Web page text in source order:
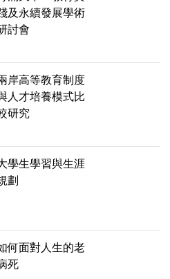
及永續發展學術
討會
岸高等教育制度
人才培養模式比
研究
學生學習與生涯
劃
何面對人生的老
死